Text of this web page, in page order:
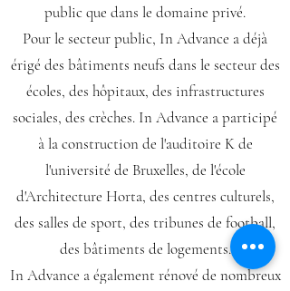
public que dans le domaine privé.
Pour le secteur public, In Advance a déjà
érigé des bâtiments neufs dans le secteur des
écoles, des hôpitaux, des infrastructures
sociales, des crèches. In Advance a participé
à la construction de l'auditoire K de
l'université de Bruxelles, de l'école
d'Architecture Horta, des centres culturels,
des salles de sport, des tribunes de football,
des bâtiments de logements.
In Advance a également rénové de nombreux